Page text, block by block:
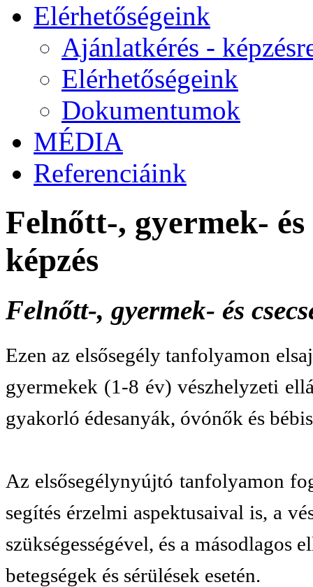
Elérhetőségeink
Ajánlatkérés -
Elérhetőségeink
Dokumentumok
MÉDIA
Referenciáink
Felnőtt-, gyermek- és
képzés
Felnőtt-, gyermek- és
Ezen az elsősegély tanfolyamon
gyermekek (1-8 év) vészhelyzeti
gyakorló édesanyák, óvónők és
Az elsősegélynyújtó tanfolyamon
segítés érzelmi aspektusaival is, a
szükségességével, és a másodlagos
betegségek és sérülések esetén.